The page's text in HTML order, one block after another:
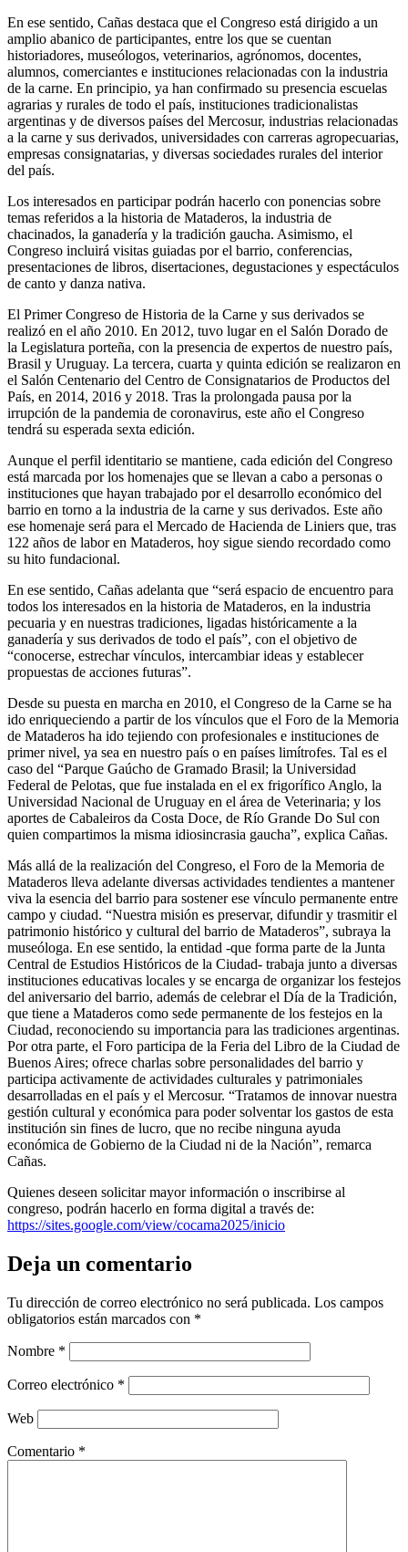
En ese sentido, Cañas destaca que el Congreso está dirigido a un
amplio abanico de participantes, entre los que se cuentan
historiadores, museólogos, veterinarios, agrónomos, docentes,
alumnos, comerciantes e instituciones relacionadas con la industria
de la carne. En principio, ya han confirmado su presencia escuelas
agrarias y rurales de todo el país, instituciones tradicionalistas
argentinas y de diversos países del Mercosur, industrias relacionadas
a la carne y sus derivados, universidades con carreras agropecuarias,
empresas consignatarias, y diversas sociedades rurales del interior
del país.
Los interesados en participar podrán hacerlo con ponencias sobre
temas referidos a la historia de Mataderos, la industria de
chacinados, la ganadería y la tradición gaucha. Asimismo, el
Congreso incluirá visitas guiadas por el barrio, conferencias,
presentaciones de libros, disertaciones, degustaciones y espectáculos
de canto y danza nativa.
El Primer Congreso de Historia de la Carne y sus derivados se
realizó en el año 2010. En 2012, tuvo lugar en el Salón Dorado de
la Legislatura porteña, con la presencia de expertos de nuestro país,
Brasil y Uruguay. La tercera, cuarta y quinta edición se realizaron en
el Salón Centenario del Centro de Consignatarios de Productos del
País, en 2014, 2016 y 2018. Tras la prolongada pausa por la
irrupción de la pandemia de coronavirus, este año el Congreso
tendrá su esperada sexta edición.
Aunque el perfil identitario se mantiene, cada edición del Congreso
está marcada por los homenajes que se llevan a cabo a personas o
instituciones que hayan trabajado por el desarrollo económico del
barrio en torno a la industria de la carne y sus derivados. Este año
ese homenaje será para el Mercado de Hacienda de Liniers que, tras
122 años de labor en Mataderos, hoy sigue siendo recordado como
su hito fundacional.
En ese sentido, Cañas adelanta que “será espacio de encuentro para
todos los interesados en la historia de Mataderos, en la industria
pecuaria y en nuestras tradiciones, ligadas históricamente a la
ganadería y sus derivados de todo el país”, con el objetivo de
“conocerse, estrechar vínculos, intercambiar ideas y establecer
propuestas de acciones futuras”.
Desde su puesta en marcha en 2010, el Congreso de la Carne se ha
ido enriqueciendo a partir de los vínculos que el Foro de la Memoria
de Mataderos ha ido tejiendo con profesionales e instituciones de
primer nivel, ya sea en nuestro país o en países limítrofes. Tal es el
caso del “Parque Gaúcho de Gramado Brasil; la Universidad
Federal de Pelotas, que fue instalada en el ex frigorífico Anglo, la
Universidad Nacional de Uruguay en el área de Veterinaria; y los
aportes de Cabaleiros da Costa Doce, de Río Grande Do Sul con
quien compartimos la misma idiosincrasia gaucha”, explica Cañas.
Más allá de la realización del Congreso, el Foro de la Memoria de
Mataderos lleva adelante diversas actividades tendientes a mantener
viva la esencia del barrio para sostener ese vínculo permanente entre
campo y ciudad. “Nuestra misión es preservar, difundir y trasmitir el
patrimonio histórico y cultural del barrio de Mataderos”, subraya la
museóloga. En ese sentido, la entidad -que forma parte de la Junta
Central de Estudios Históricos de la Ciudad- trabaja junto a diversas
instituciones educativas locales y se encarga de organizar los festejos
del aniversario del barrio, además de celebrar el Día de la Tradición,
que tiene a Mataderos como sede permanente de los festejos en la
Ciudad, reconociendo su importancia para las tradiciones argentinas.
Por otra parte, el Foro participa de la Feria del Libro de la Ciudad de
Buenos Aires; ofrece charlas sobre personalidades del barrio y
participa activamente de actividades culturales y patrimoniales
desarrolladas en el país y el Mercosur. “Tratamos de innovar nuestra
gestión cultural y económica para poder solventar los gastos de esta
institución sin fines de lucro, que no recibe ninguna ayuda
económica de Gobierno de la Ciudad ni de la Nación”, remarca
Cañas.
Quienes deseen solicitar mayor información o inscribirse al
congreso, podrán hacerlo en forma digital a través de:
https://sites.google.com/view/cocama2025/inicio
Deja un comentario
Tu dirección de correo electrónico no será publicada. Los campos
obligatorios están marcados con *
Nombre *
Correo electrónico *
Web
Comentario *